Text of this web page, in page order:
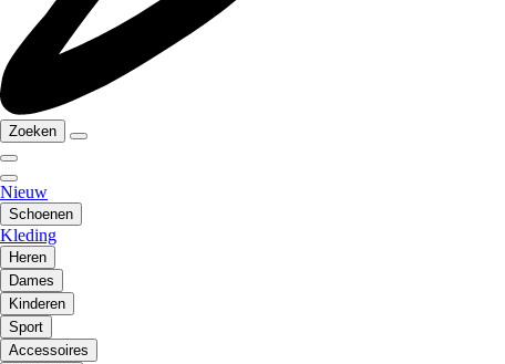
Zoeken
Nieuw
Schoenen
Kleding
Heren
Dames
Kinderen
Sport
Accessoires